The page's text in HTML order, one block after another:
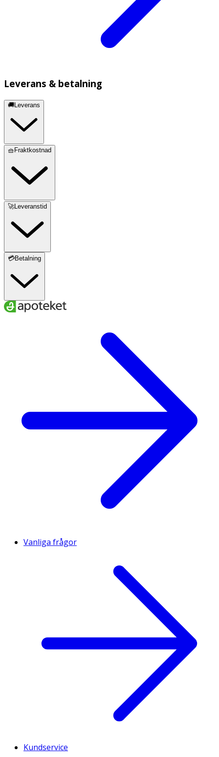
Leverans & betalning
🚚Leverans
🧺Fraktkostnad
🚀Leveranstid
💳Betalning
Vanliga frågor
Kundservice